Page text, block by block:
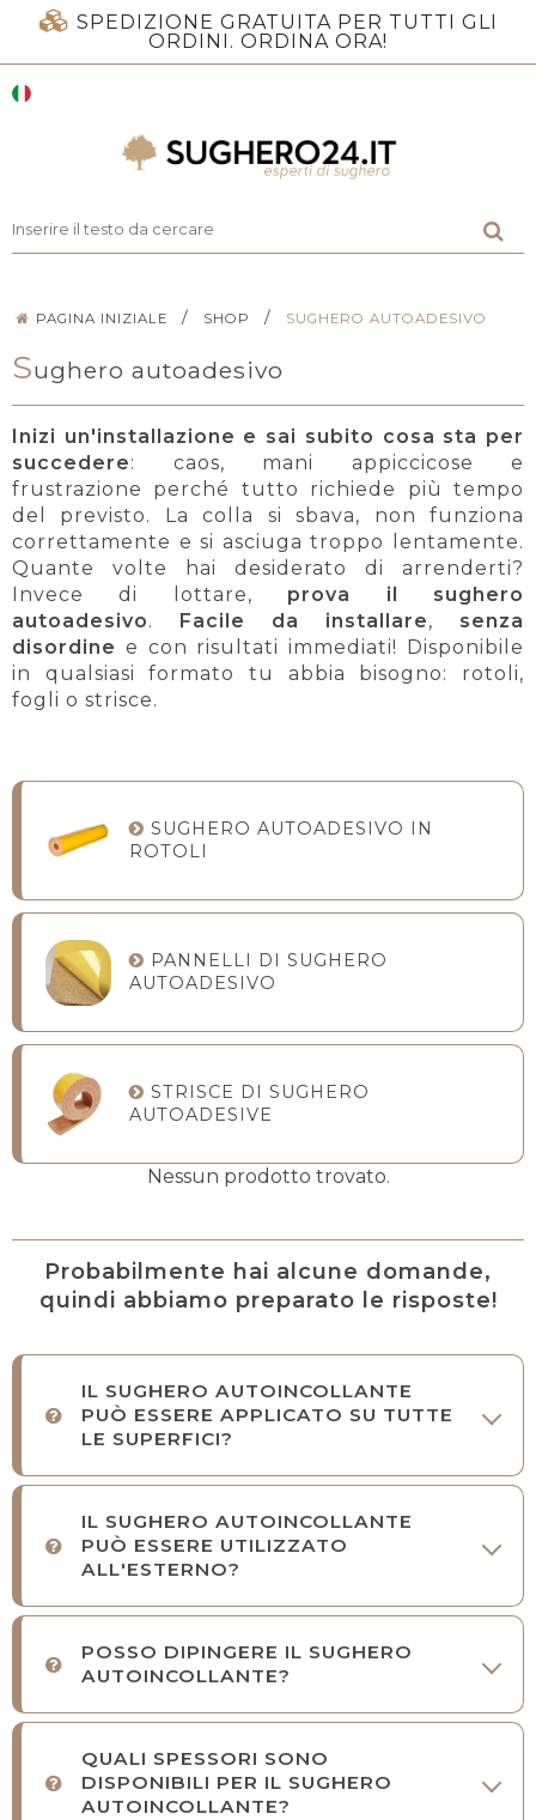
SPEDIZIONE GRATUITA PER TUTTI GLI
ORDINI. ORDINA ORA!
PAGINA INIZIALE / SHOP / SUGHERO AUTOADESIVO
Sughero autoadesivo
Inizi un'installazione e sai subito cosa sta per
succedere: caos, mani appiccicose e
frustrazione perché tutto richiede più tempo
del previsto. La colla si sbava, non funziona
correttamente e si asciuga troppo lentamente.
Quante volte hai desiderato di arrenderti?
Invece di lottare, prova il sughero
autoadesivo. Facile da installare, senza
disordine e con risultati immediati! Disponibile
in qualsiasi formato tu abbia bisogno: rotoli,
fogli o strisce.
SUGHERO AUTOADESIVO IN
ROTOLI
PANNELLI DI SUGHERO
AUTOADESIVO
STRISCE DI SUGHERO
AUTOADESIVE
Nessun prodotto trovato.
Probabilmente hai alcune domande,
quindi abbiamo preparato le risposte!
IL SUGHERO AUTOINCOLLANTE
PUÒ ESSERE APPLICATO SU TUTTE
LE SUPERFICI?
IL SUGHERO AUTOINCOLLANTE
PUÒ ESSERE UTILIZZATO
ALL'ESTERNO?
POSSO DIPINGERE IL SUGHERO
AUTOINCOLLANTE?
QUALI SPESSORI SONO
DISPONIBILI PER IL SUGHERO
AUTOINCOLLANTE?